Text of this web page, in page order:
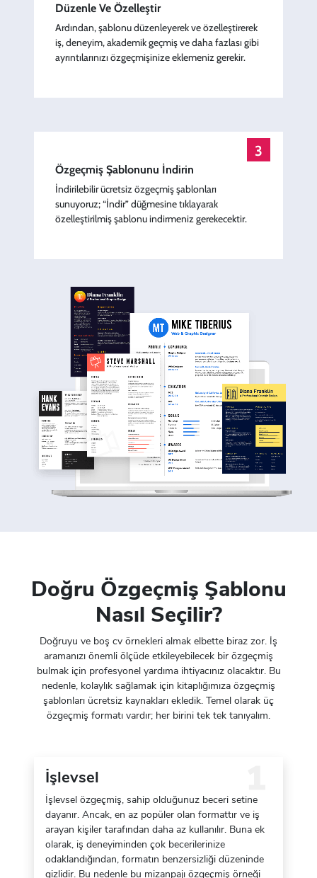
Düzenle Ve Özelleştir
Ardından, şablonu düzenleyerek ve özelleştirerek
iş, deneyim, akademik geçmiş ve daha fazlası gibi
ayrıntılarınızı özgeçmişinize eklemeniz gerekir.
3
Özgeçmiş Şablonunu İndirin
İndirilebilir ücretsiz özgeçmiş şablonları
sunuyoruz; “İndir” düğmesine tıklayarak
özelleştirilmiş şablonu indirmeniz gerekecektir.
Doğru Özgeçmiş Şablonu
Nasıl Seçilir?
Doğruyu ve boş cv örnekleri almak elbette biraz zor. İş
aramanızı önemli ölçüde etkileyebilecek bir özgeçmiş
bulmak için profesyonel yardıma ihtiyacınız olacaktır. Bu
nedenle, kolaylık sağlamak için kitaplığımıza özgeçmiş
şablonları ücretsiz kaynakları ekledik. Temel olarak üç
özgeçmiş formatı vardır; her birini tek tek tanıyalım.
İşlevsel
İşlevsel özgeçmiş, sahip olduğunuz beceri setine
dayanır. Ancak, en az popüler olan formattır ve iş
arayan kişiler tarafından daha az kullanılır. Buna ek
olarak, iş deneyiminden çok becerilerinize
odaklandığından, formatın benzersizliği düzeninde
gizlidir. Bu nedenle bu mizanpajı özgeçmiş örneği